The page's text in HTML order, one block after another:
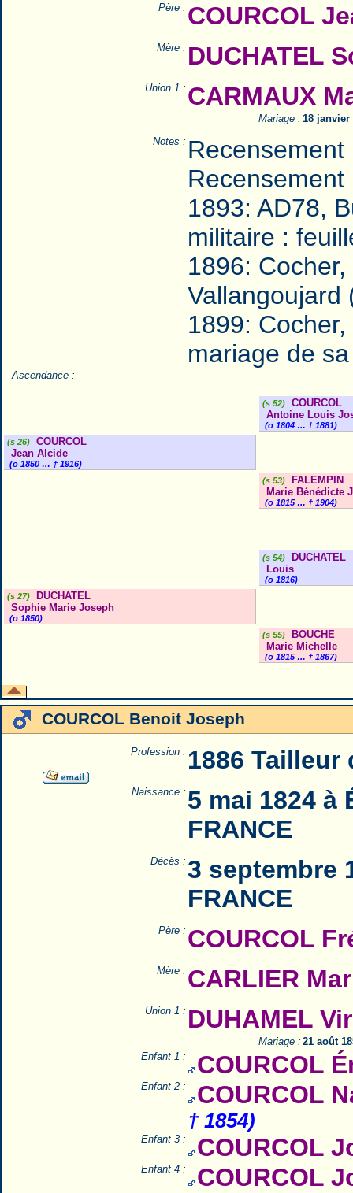
Père : COURCOL
Mère : DUCHATEL
Union 1 : CARMAUX
Mariage : 18 janvier
Notes :
1893: AD78,
militaire :
1896:
Vallangoujard
1899:
mariage de
(s 26)
COURCOL
Jean Alcide
(o 1850 … † 1916)
(s 52)
COURCOL
Antoine Louis
(o 1804 … † 1881)
(s 53)
FALEMPIN
Marie Bénédicte
(o 1815 … † 1904)
(s 27)
DUCHATEL
Sophie Marie Joseph
(o 1850)
(s 54)
DUCHATEL
Louis
(o 1816)
(s 55)
BOUCHE
Marie Michelle
(o 1815 … † 1867)
Ascendance :
COURCOL Benoit Joseph
Profession : 1886 Tailleur
Naissance : 5 mai 1824 à
FRANCE
Décès : 3 septembre
FRANCE
Père : COURCOL
Mère : CARLIER
Union 1 : DUHAMEL
Mariage : 21 août
Enfant 1 :
COURCOL
Enfant 2 : COURCOL
† 1854)
Enfant 3 : COURCOL
Enfant 4 : COURCOL